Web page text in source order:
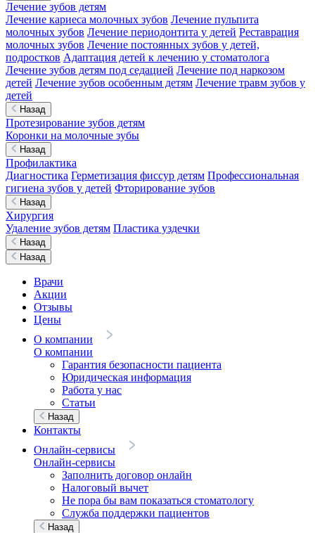
Лечение зубов детям
Лечение кариеса молочных зубов Лечение пульпита
молочных зубов Лечение периодонтита у детей Реставрация
молочных зубов Лечение постоянных зубов у детей,
подростков Адаптация детей к лечению у стоматолога
Лечение зубов детям под седацией Лечение под наркозом
детей Лечение зубов особенным детям Лечение травм зубов у
детей
Назад
Протезирование зубов детям
Коронки на молочные зубы
Назад
Профилактика
Диагностика Герметизация фиссур детям Профессиональная
гигиена зубов у детей Фторирование зубов
Назад
Хирургия
Удаление зубов детям Пластика уздечки
Назад
Назад
Врачи
Акции
Отзывы
Цены
О компании
О компании
Гарантия безопасности пациента
Юридическая информация
Работа у нас
Статьи
Назад
Контакты
Онлайн-сервисы
Онлайн-сервисы
Заполнить договор онлайн
Налоговый вычет
Не пора бы вам показаться стоматологу
Служба поддержки пациентов
Назад